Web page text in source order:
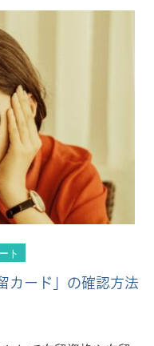
ト
カード」の確認方法